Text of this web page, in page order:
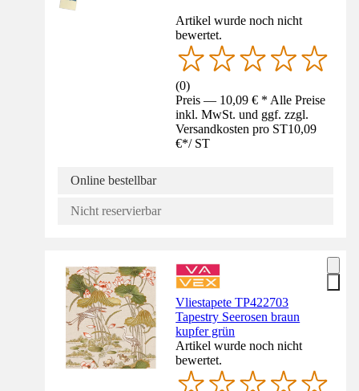
Artikel wurde noch nicht
bewertet.
(0)
Preis — 10,09 € * Alle Preise
inkl. MwSt. und ggf. zzgl.
Versandkosten pro ST10,09
€*/ ST
Online bestellbar
Nicht reservierbar
Vliestapete TP422703
Tapestry Seerosen braun
kupfer grün
Artikel wurde noch nicht
bewertet.